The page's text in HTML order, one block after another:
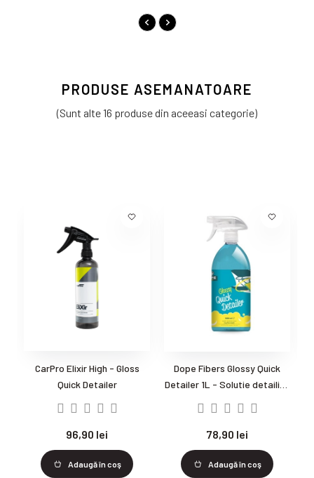
PRODUSE ASEMANATOARE
(Sunt alte 16 produse din aceeasi categorie)
CarPro Elixir High - Gloss
Quick Detailer
96,90 lei
Adaugă în coş
Dope Fibers Glossy Quick
Detailer 1L - Solutie detailing
78,90 lei
Adaugă în coş